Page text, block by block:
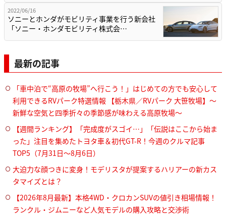
2022/06/16
ソニーとホンダがモビリティ事業を行う新会社
「ソニー・ホンダモビリティ株式会…
最新の記事
「車中泊で“高原の牧場”へ行こう！」はじめての方でも安心して
利用できるRVパーク特選情報 【栃木県／RVパーク 大笹牧場】～
新鮮な空気と四季折々の季節感が味わえる高原牧場～
【週間ランキング】「完成度がスゴイ…」「伝説はここから始ま
った」注目を集めたトヨタ車＆初代GT-R！今週のクルマ記事
TOP5（7月31日〜8月6日）
大迫力な顔つきに変身！モデリスタが提案するハリアーの新カス
タマイズとは？
【2026年8月最新】本格4WD・クロカンSUVの値引き相場情報！
ランクル・ジムニーなど人気モデルの購入攻略と交渉術